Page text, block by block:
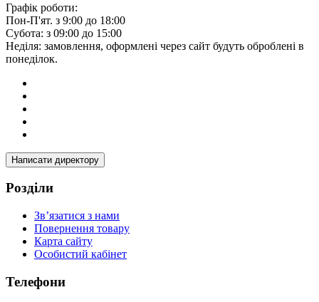
Графік роботи:
Пон-П'ят. з 9:00 до 18:00
Субота: з 09:00 до 15:00
Неділя: замовлення, оформлені через сайт будуть оброблені в
понеділок.
Написати директору
Розділи
Зв’язатися з нами
Повернення товару
Карта сайту
Особистий кабінет
Телефони